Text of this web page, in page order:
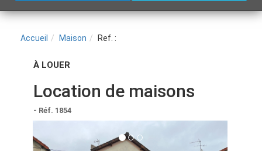
Accueil Maison Ref. :
À LOUER
Location de maisons
- Réf. 1854